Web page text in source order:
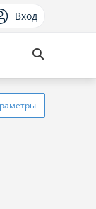
Вход